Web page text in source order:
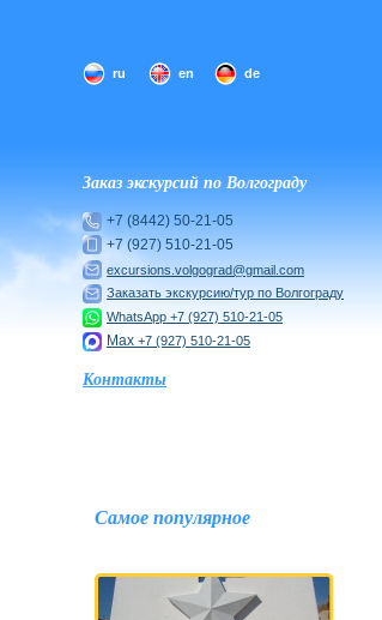
ru en de
Заказ экскурсий по Волгограду
+7 (8442) 50-21-05
+7 (927) 510-21-05
excursions.volgograd@gmail.com
Заказать экскурсию/тур по Волгограду
WhatsApp +7 (927) 510-21-05
Max +7 (927) 510-21-05
Контакты
Самое популярное